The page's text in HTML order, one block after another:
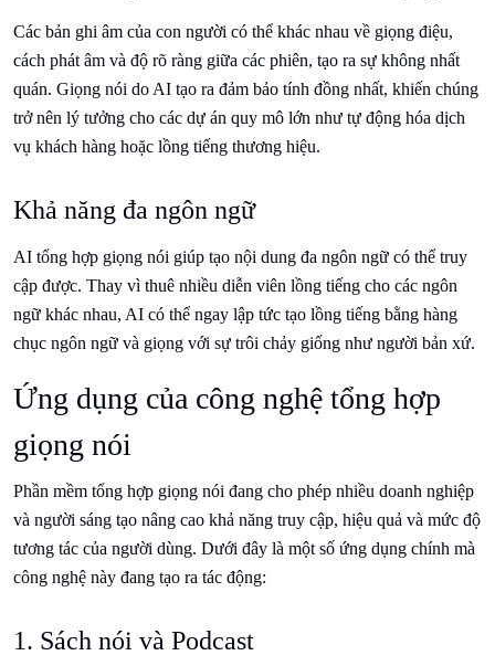
Các bản ghi âm của con người có thể khác nhau về giọng điệu,
cách phát âm và độ rõ ràng giữa các phiên, tạo ra sự không nhất
quán. Giọng nói do AI tạo ra đảm bảo tính đồng nhất, khiến chúng
trở nên lý tưởng cho các dự án quy mô lớn như tự động hóa dịch
vụ khách hàng hoặc lồng tiếng thương hiệu.
Khả năng đa ngôn ngữ
AI tổng hợp giọng nói giúp tạo nội dung đa ngôn ngữ có thể truy
cập được. Thay vì thuê nhiều diễn viên lồng tiếng cho các ngôn
ngữ khác nhau, AI có thể ngay lập tức tạo lồng tiếng bằng hàng
chục ngôn ngữ và giọng với sự trôi chảy giống như người bản xứ.
Ứng dụng của công nghệ tổng hợp
giọng nói
Phần mềm tổng hợp giọng nói đang cho phép nhiều doanh nghiệp
và người sáng tạo nâng cao khả năng truy cập, hiệu quả và mức độ
tương tác của người dùng. Dưới đây là một số ứng dụng chính mà
công nghệ này đang tạo ra tác động:
1. Sách nói và Podcast